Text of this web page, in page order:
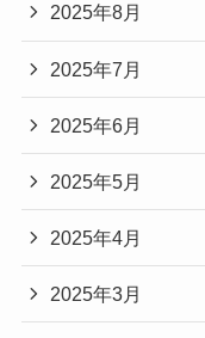
2025年8月
2025年7月
2025年6月
2025年5月
2025年4月
2025年3月